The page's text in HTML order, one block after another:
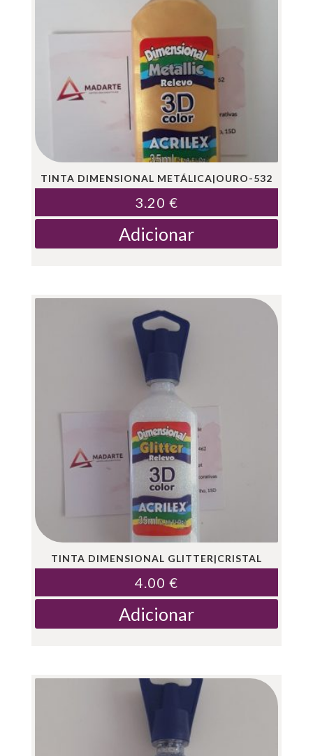
TINTA DIMENSIONAL METÁLICA|OURO-532
3.20 €
Adicionar
TINTA DIMENSIONAL GLITTER|CRISTAL
4.00 €
Adicionar